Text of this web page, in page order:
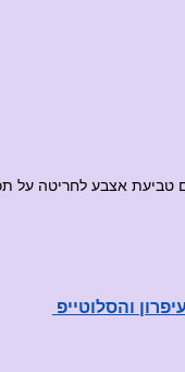
טביעת אצבע לחריטה על
והסלוטייפ